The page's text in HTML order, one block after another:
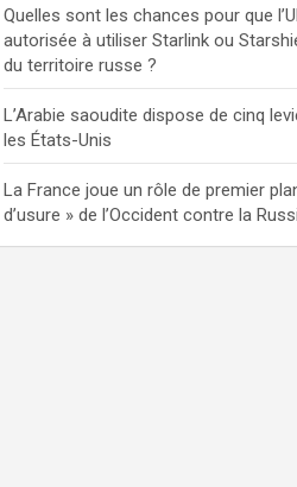
Quelles sont les chances pour que
autorisée à utiliser Starlink ou
du territoire russe ?
L’Arabie saoudite dispose de cinq
les États-Unis
La France joue un rôle de premier
d’usure » de l’Occident contre la